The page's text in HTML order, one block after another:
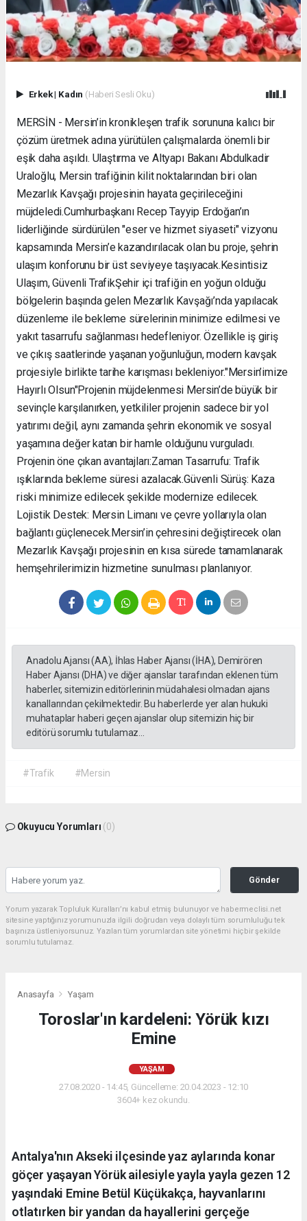
Erkek| Kadın (Haberi Sesli Oku)
MERSİN - Mersin’in kronikleşen trafik sorununa kalıcı bir
çözüm üretmek adına yürütülen çalışmalarda önemli bir
eşik daha aşıldı. Ulaştırma ve Altyapı Bakanı Abdulkadir
Uraloğlu, Mersin trafiğinin kilit noktalarından biri olan
Mezarlık Kavşağı projesinin hayata geçirileceğini
müjdeledi. ​Cumhurbaşkanı Recep Tayyip Erdoğan’ın
liderliğinde sürdürülen "eser ve hizmet siyaseti" vizyonu
kapsamında Mersin’e kazandırılacak olan bu proje, şehrin
ulaşım konforunu bir üst seviyeye taşıyacak. ​Kesintisiz
Ulaşım, Güvenli Trafik ​Şehir içi trafiğin en yoğun olduğu
bölgelerin başında gelen Mezarlık Kavşağı’nda yapılacak
düzenleme ile bekleme sürelerinin minimize edilmesi ve
yakıt tasarrufu sağlanması hedefleniyor. Özellikle iş giriş
ve çıkış saatlerinde yaşanan yoğunluğun, modern kavşak
projesiyle birlikte tarihe karışması bekleniyor. ​"Mersin’imize
Hayırlı Olsun" ​Projenin müjdelenmesi Mersin’de büyük bir
sevinçle karşılanırken, yetkililer projenin sadece bir yol
yatırımı değil, aynı zamanda şehrin ekonomik ve sosyal
yaşamına değer katan bir hamle olduğunu vurguladı. ​
Projenin öne çıkan avantajları: ​Zaman Tasarrufu: Trafik
ışıklarında bekleme süresi azalacak. ​Güvenli Sürüş: Kaza
riski minimize edilecek şekilde modernize edilecek. ​
Lojistik Destek: Mersin Limanı ve çevre yollarıyla olan
bağlantı güçlenecek. ​Mersin’in çehresini değiştirecek olan
Mezarlık Kavşağı projesinin en kısa sürede tamamlanarak
hemşehrilerimizin hizmetine sunulması planlanıyor.
Anadolu Ajansı (AA), İhlas Haber Ajansı (İHA), Demirören
Haber Ajansı (DHA) ve diğer ajanslar tarafından eklenen tüm
haberler, sitemizin editörlerinin müdahalesi olmadan ajans
kanallarından çekilmektedir. Bu haberlerde yer alan hukuki
muhataplar haberi geçen ajanslar olup sitemizin hiç bir
editörü sorumlu tutulamaz...
#Trafik #Mersin
Okuyucu Yorumları (0)
Gönder
Yorum yazarak Topluluk Kuralları’nı kabul etmiş bulunuyor ve habermeclisi.net
sitesine yaptığınız yorumunuzla ilgili doğrudan veya dolaylı tüm sorumluluğu tek
başınıza üstleniyorsunuz. Yazılan tüm yorumlardan site yönetimi hiçbir şekilde
sorumlu tutulamaz.
Anasayfa Yaşam
Toroslar'ın kardeleni: Yörük kızı
Emine
YAŞAM
27.08.2020 - 14:45, Güncelleme: 20.04.2023 - 12:10
3604+ kez okundu.
Antalya'nın Akseki ilçesinde yaz aylarında konar
göçer yaşayan Yörük ailesiyle yayla yayla gezen 12
yaşındaki Emine Betül Küçükakça, hayvanlarını
otlatırken bir yandan da hayallerini gerçeğe